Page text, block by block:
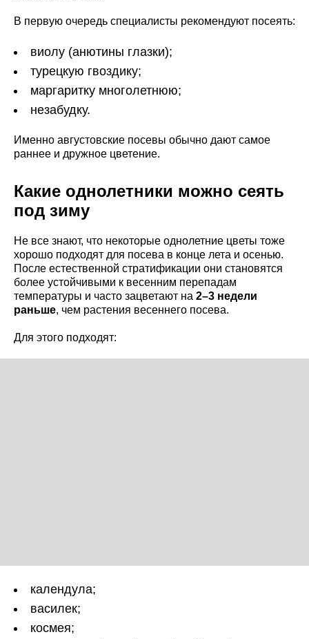
В первую очередь специалисты рекомендуют посеять:
виолу (анютины глазки);
турецкую гвоздику;
маргаритку многолетнюю;
незабудку.
Именно августовские посевы обычно дают самое
раннее и дружное цветение.
Какие однолетники можно сеять
под зиму
Не все знают, что некоторые однолетние цветы тоже
хорошо подходят для посева в конце лета и осенью.
После естественной стратификации они становятся
более устойчивыми к весенним перепадам
температуры и часто зацветают на 2–3 недели
раньше, чем растения весеннего посева.
Для этого подходят:
календула;
василек;
космея;